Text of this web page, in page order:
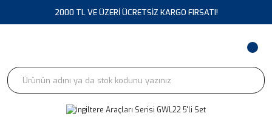
2000 TL VE ÜZERİ ÜCRETSİZ KARGO FIRSATI!